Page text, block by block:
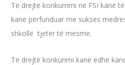
Të drejtë konkurrimi në FSI kanë
kanë përfunduar me sukses
shkollë tjetër të mesme.
Të drejtë konkurimi kanë edhe